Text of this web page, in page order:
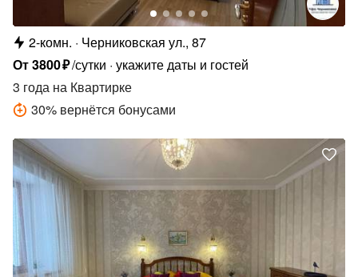
2-комн.
Черниковская ул., 87
От3800₽/сутки укажите даты и гостей
3 года на Квартирке
30% вернётся бонусами